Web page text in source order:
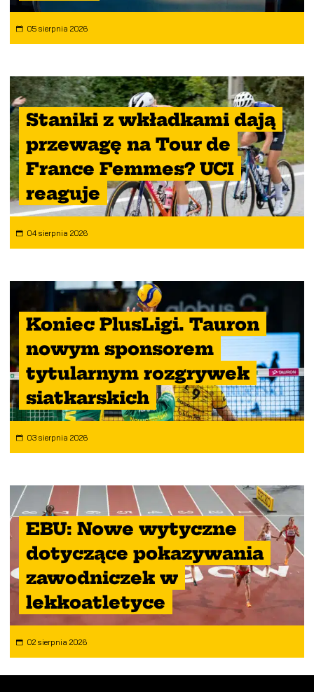
05 sierpnia 2026
Staniki z wkładkami dają
przewagę na Tour de
France Femmes? UCI
reaguje
04 sierpnia 2026
Koniec PlusLigi. Tauron
nowym sponsorem
tytularnym rozgrywek
siatkarskich
03 sierpnia 2026
EBU: Nowe wytyczne
dotyczące pokazywania
zawodniczek w
lekkoatletyce
02 sierpnia 2026